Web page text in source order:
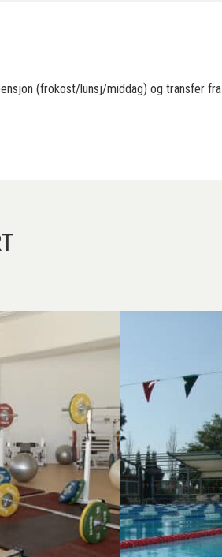
(frokost/lunsj/middag) og transfer fra